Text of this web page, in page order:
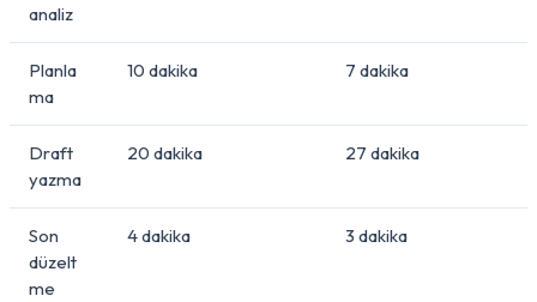
analiz
Planla
ma
10 dakika 7 dakika
Draft
yazma
20 dakika 27 dakika
Son
düzelt
me
4 dakika 3 dakika